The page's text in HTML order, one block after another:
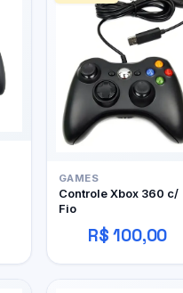
GAMES
Controle Xbox 360 c/
Fio
R$ 100,00